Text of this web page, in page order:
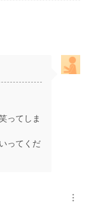
ってしま
ってくだ
︙